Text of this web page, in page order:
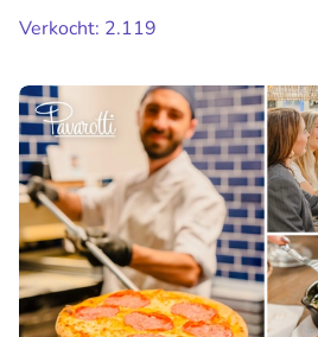
Verkocht: 2.119